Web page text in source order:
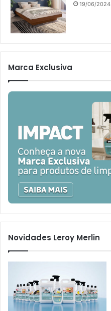
19/06/2024
Marca Exclusiva
Novidades Leroy Merlin